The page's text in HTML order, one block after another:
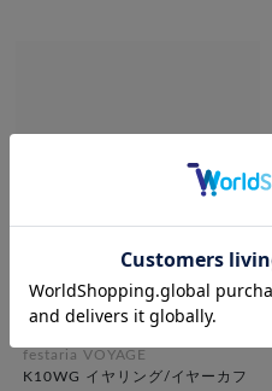
festaria VOYAGE
K10WG イヤリング/イヤーカフ